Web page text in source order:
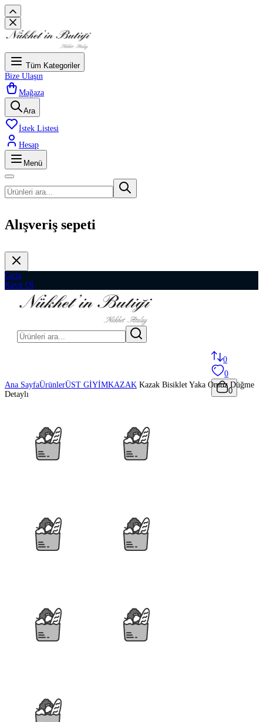
Tüm Kategoriler
Bize Ulaşın
Mağaza
Ara
İstek Listesi
Hesap
Menü
Alışveriş sepeti
Giriş
Kayıt Ol
0
0
0
Ana SayfaÜrünlerÜST GİYİMKAZAK Kazak Bisiklet Yaka Omuz Düğme
Detaylı